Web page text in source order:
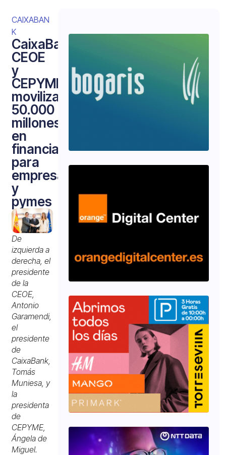
CAIXABAN
K
CaixaBank,
CEOE
y
CEPYME
movilizan
50.000
millones
en
financiación
para
empresas
y
pymes
De
izquierda a
derecha, el
presidente
de la
CEOE,
Antonio
Garamendi,
el
presidente
de
CaixaBank,
Tomás
Muniesa, y
la
presidenta
de
CEPYME,
Ángela de
Miguel.